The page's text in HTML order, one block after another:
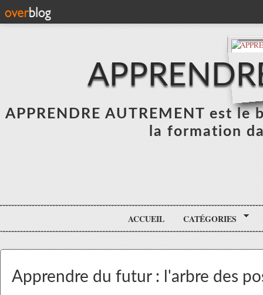
APPRENDRE AUTREMENT est
la formation
ACCUEIL CATÉGORIES
Apprendre du futur : l'arbre des